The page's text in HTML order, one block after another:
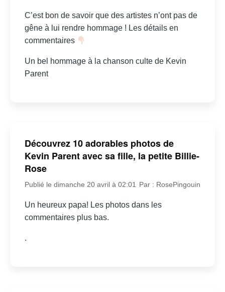
C’est bon de savoir que des artistes n’ont pas de
gêne à lui rendre hommage ! Les détails en
commentaires
Un bel hommage à la chanson culte de Kevin
Parent
Découvrez 10 adorables photos de
Kevin Parent avec sa fille, la petite Billie-
Rose
Publié le dimanche 20 avril à 02:01 Par : RosePingouin
Un heureux papa! Les photos dans les
commentaires plus bas.
.